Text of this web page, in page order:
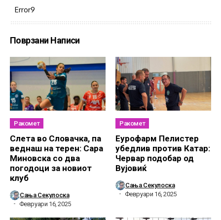
Error9
Поврзани Написи
Ракомет
Слетa во Словачка, па
веднаш на терен: Сара
Миновска со два
погодоци за новиот
клуб
Сања Секулоска
Февруари 16, 2025
Ракомет
Еурофарм Пелистер
убедлив против Катар:
Червар подобар од
Вујовиќ
Сања Секулоска
Февруари 16, 2025